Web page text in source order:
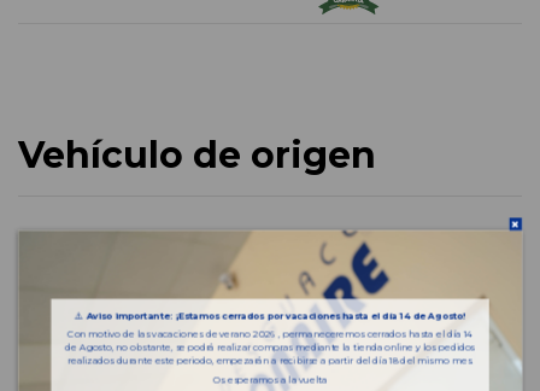
Vehículo de origen
⚠️ Aviso importante: ¡Estamos cerrados por vacaciones hasta el día 14 de Agosto!
Con motivo de las vacaciones de verano 2026 , permaneceremos cerrados hasta el día 14
de Agosto, no obstante, se podrá realizar compras mediante la tienda online y los pedidos
realizados durante este periodo, empezarán a recibirse a partir del día 18 del mismo mes.
Os esperamos a la vuelta